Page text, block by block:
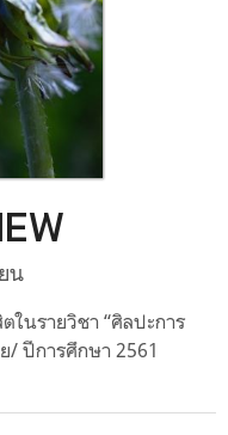
น
นรายวิชา “ศิลปะการ
/ ปีการศึกษา 2561